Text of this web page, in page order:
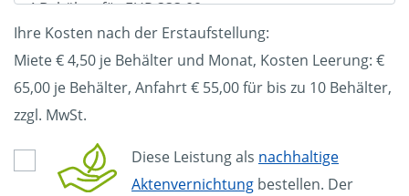
Ihre Kosten nach der Erstaufstellung:
Miete € 4,50 je Behälter und Monat, Kosten Leerung: €
65,00 je Behälter, Anfahrt € 55,00 für bis zu 10 Behälter,
zzgl. MwSt.
Diese Leistung als nachhaltige
Aktenvernichtung bestellen. Der